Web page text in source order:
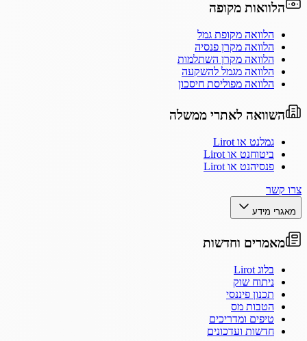
הלוואות מקופה
הלוואה מקופת גמל
הלוואה מקרן פנסיה
הלוואה מקרן השתלמות
הלוואה מגמל להשקעה
הלוואה מפוליסת חיסכון
השוואה לאתרי ממשלה
גמלנט או Lirot
ביטוחנט או Lirot
פנסיהנט או Lirot
צרו קשר
מאגרי מידע
מאמרים וחדשות
בלוג Lirot
ניתוח שוק
תכנון פיננסי
הטבות מס
טיפים ומדריכים
חדשות ועדכונים